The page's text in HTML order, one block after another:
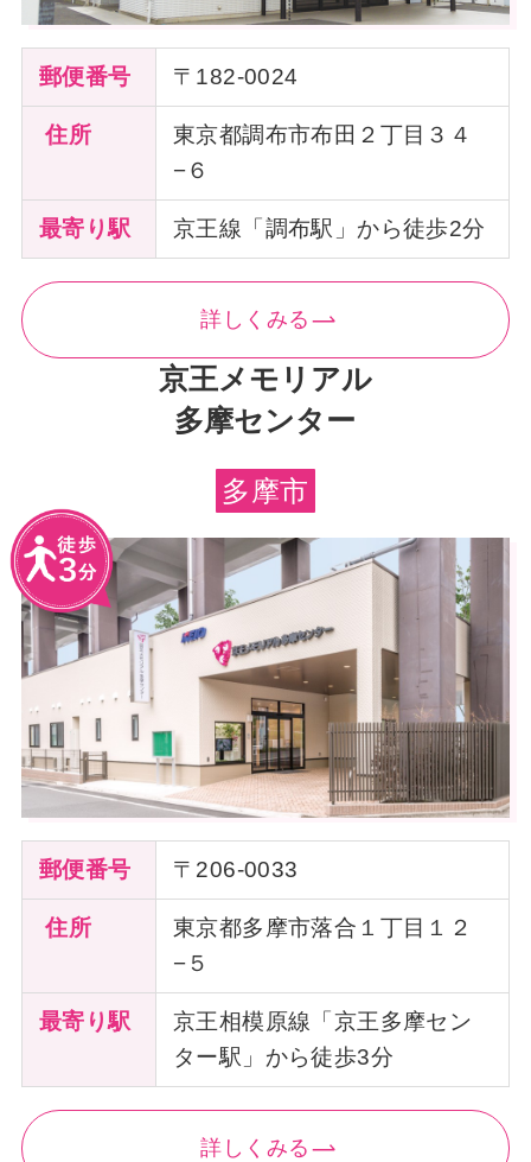
郵便番号 〒182-0024
住所
東京都調布市布田２丁目３４
−６
最寄り駅 京王線「調布駅」から徒歩2分
詳しくみる
京王メモリアル
多摩センター
多摩市
郵便番号 〒206-0033
住所
東京都多摩市落合１丁目１２
−５
最寄り駅
京王相模原線「京王多摩セン
ター駅」から徒歩3分
詳しくみる